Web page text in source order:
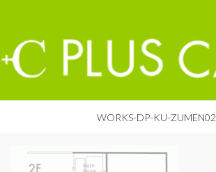
WORKS-DP-KU-ZUMEN02